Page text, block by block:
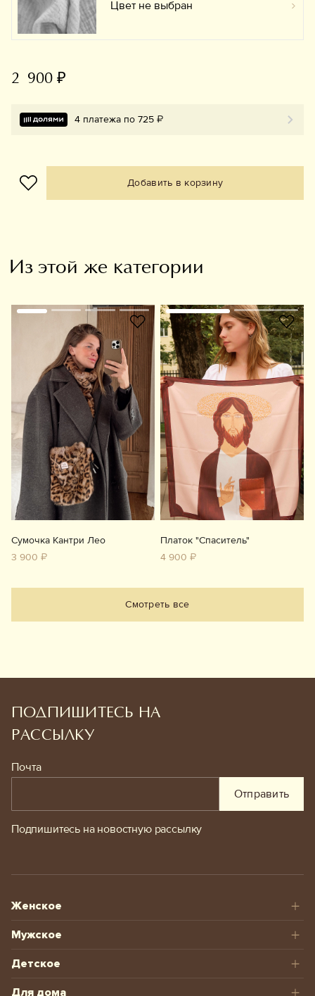
Цвет не выбран
2 900 ₽
4 платежа по 725 ₽
Добавить в корзину
Из этой же категории
Сумочка Кантри Лео
3 900 ₽
Платок "Спаситель"
4 900 ₽
Смотреть все
ПОДПИШИТЕСЬ НА
РАССЫЛКУ
Почта
Отправить
Подпишитесь на новостную рассылку
Женское
Мужское
Детское
Для дома